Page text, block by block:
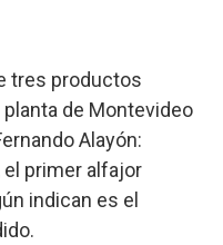
tres productos
de Montevideo
Alayón:
el primer alfajor
indican es el